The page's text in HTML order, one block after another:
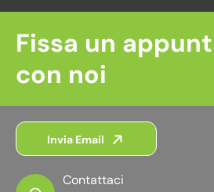
Fissa un
con noi
Invia Email
Contattaci